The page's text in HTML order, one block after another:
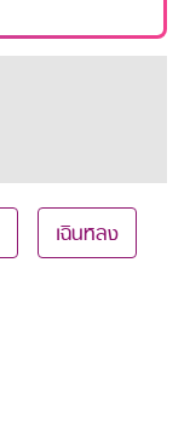
เฉินหลง